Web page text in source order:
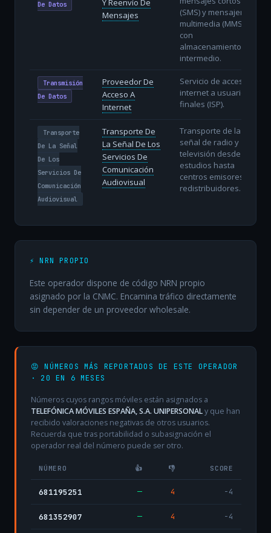
De Datos
Y Reenvío De
Mensajes
(SMS) y mensajería
multimedia (MMS)
con
almacenamiento
intermedio.
Transmisión
De Datos
Proveedor De
Acceso A
Internet
Servicio de acceso a
internet a usuarios
finales (ISP).
Transporte
De La Señal
De Los
Servicios De
Comunicación
Audiovisual
Transporte De
La Señal De Los
Servicios De
Comunicación
Audiovisual
Transporte de la
señal de radio y
televisión desde
estudios hasta
centros emisores o
redistribuidores.
⚡ NRN PROPIO
Este operador dispone de código NRN propio
asignado por la CNMC. Encamina tráfico directamente
sin depender de un proveedor wholesale.
😡 NÚMEROS MÁS REPORTADOS DE ESTE OPERADOR
· 20 EN 6 MESES
Números cuyos rangos móviles están asignados a
TELEFÓNICA MÓVILES ESPAÑA, S.A. UNIPERSONALy que han
recibido valoraciones negativas de otros usuarios.
Recuerda que tras portabilidad o subasignación el
operador real del número puede ser otro.
NÚMERO 👍 👎 SCORE
681195251 — 4 -4
681352907 — 4 -4